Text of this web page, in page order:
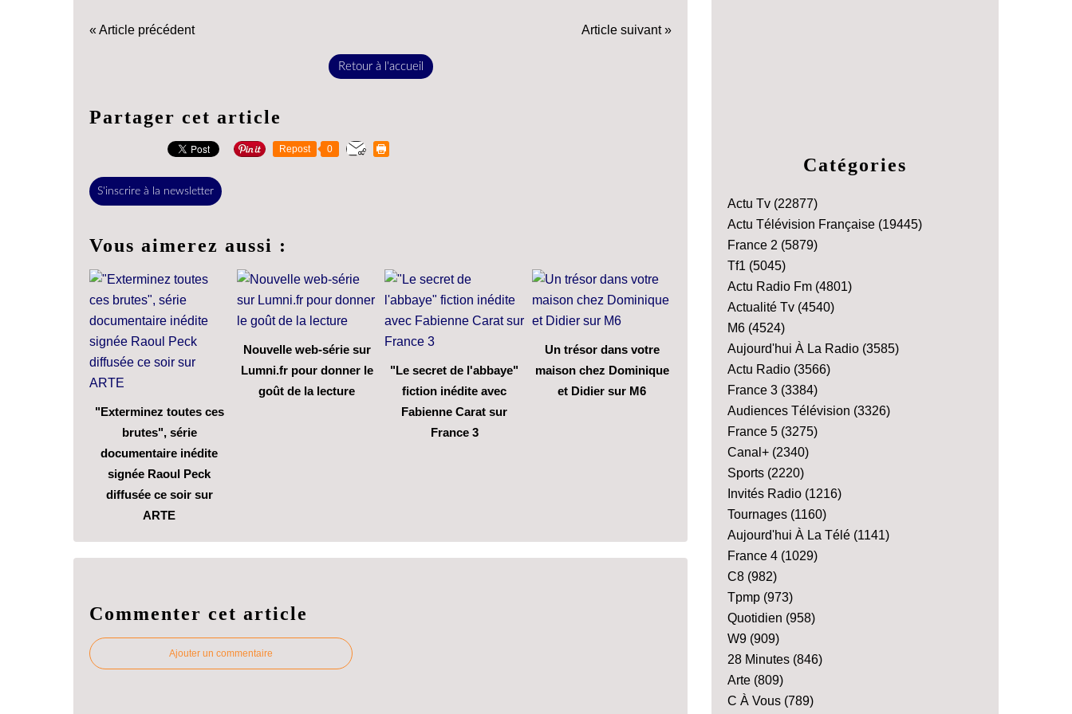
« Article précédent Article suivant »
Retour à l'accueil
Partager cet article
Repost 0
S'inscrire à la newsletter
Vous aimerez aussi :
"Exterminez toutes ces
brutes", série
documentaire inédite
signée Raoul Peck
diffusée ce soir sur
ARTE
Nouvelle web-série sur
Lumni.fr pour donner le
goût de la lecture
"Le secret de l'abbaye"
fiction inédite avec
Fabienne Carat sur
France 3
Un trésor dans votre
maison chez Dominique
et Didier sur M6
Commenter cet article
Ajouter un commentaire
Catégories
Actu Tv (22877)
Actu Télévision Française (19445)
France 2 (5879)
Tf1 (5045)
Actu Radio Fm (4801)
Actualité Tv (4540)
M6 (4524)
Aujourd'hui À La Radio (3585)
Actu Radio (3566)
France 3 (3384)
Audiences Télévision (3326)
France 5 (3275)
Canal+ (2340)
Sports (2220)
Invités Radio (1216)
Tournages (1160)
Aujourd'hui À La Télé (1141)
France 4 (1029)
C8 (982)
Tpmp (973)
Quotidien (958)
W9 (909)
28 Minutes (846)
Arte (809)
C À Vous (789)